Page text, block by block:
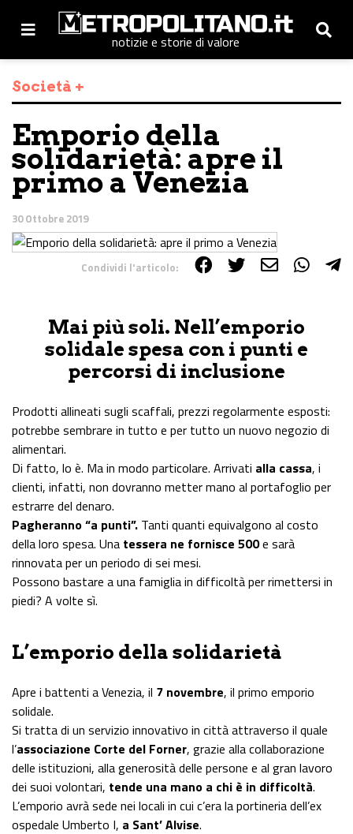
notizie e storie di valore
Società +
Emporio della
solidarietà: apre il
primo a Venezia
30 Ottobre 2019
Condividi l'articolo:
Mai più soli. Nell’emporio
solidale spesa con i punti e
percorsi di inclusione
Prodotti allineati sugli scaffali, prezzi regolarmente esposti:
potrebbe sembrare in tutto e per tutto un nuovo negozio di
alimentari.
Di fatto, lo è. Ma in modo particolare. Arrivati alla cassa, i
clienti, infatti, non dovranno metter mano al portafoglio per
estrarre del denaro.
Pagheranno “a punti”. Tanti quanti equivalgono al costo
della loro spesa. Una tessera ne fornisce 500e sarà
rinnovata per un periodo di sei mesi.
Possono bastare a una famiglia in difficoltà per rimettersi in
piedi? A volte sì.
L’emporio della solidarietà
Apre i battenti a Venezia, il 7 novembre, il primo emporio
solidale.
Si tratta di un servizio innovativo in città attraverso il quale
l’associazione Corte del Forner, grazie alla collaborazione
delle istituzioni, alla generosità delle persone e al gran lavoro
dei suoi volontari, tende una mano a chi è in difficoltà.
L’emporio avrà sede nei locali in cui c’era la portineria dell’ex
ospedale Umberto I, a Sant’ Alvise.